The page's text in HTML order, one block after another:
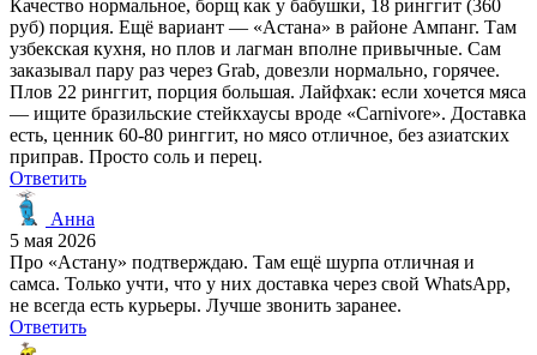
Качество нормальное, борщ как у бабушки, 18 ринггит (360
руб) порция. Ещё вариант — «Астана» в районе Ампанг. Там
узбекская кухня, но плов и лагман вполне привычные. Сам
заказывал пару раз через Grab, довезли нормально, горячее.
Плов 22 ринггит, порция большая. Лайфхак: если хочется мяса
— ищите бразильские стейкхаусы вроде «Carnivore». Доставка
есть, ценник 60-80 ринггит, но мясо отличное, без азиатских
приправ. Просто соль и перец.
Ответить
Анна
5 мая 2026
Про «Астану» подтверждаю. Там ещё шурпа отличная и
самса. Только учти, что у них доставка через свой WhatsApp,
не всегда есть курьеры. Лучше звонить заранее.
Ответить